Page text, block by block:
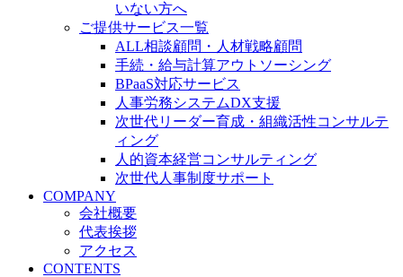
いない方へ
ご提供サービス一覧
ALL相談顧問・人材戦略顧問
手続・給与計算アウトソーシング
BPaaS対応サービス
人事労務システムDX支援
次世代リーダー育成・組織活性コンサルテ
ィング
人的資本経営コンサルティング
次世代人事制度サポート
COMPANY
会社概要
代表挨拶
アクセス
CONTENTS